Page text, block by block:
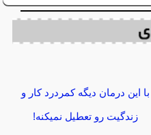
با این درمان دیگه کمردرد کار و
زندگیت رو تعطیل نمیکنه!